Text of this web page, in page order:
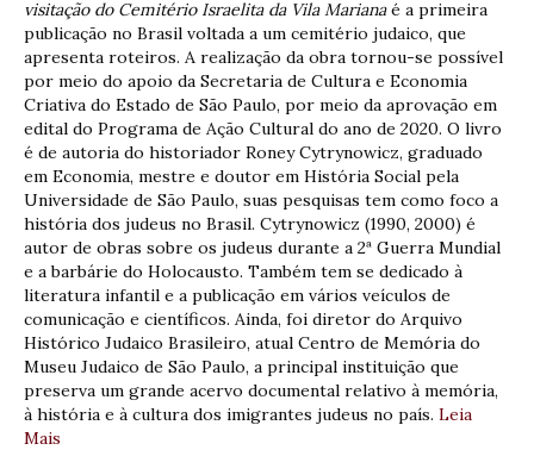
visitação do Cemitério Israelita da Vila Marianaé a primeira
publicação no Brasil voltada a um cemitério judaico, que
apresenta roteiros. A realização da obra tornou-se possível
por meio do apoio da Secretaria de Cultura e Economia
Criativa do Estado de São Paulo, por meio da aprovação em
edital do Programa de Ação Cultural do ano de 2020. O livro
é de autoria do historiador Roney Cytrynowicz, graduado
em Economia, mestre e doutor em História Social pela
Universidade de São Paulo, suas pesquisas tem como foco a
história dos judeus no Brasil. Cytrynowicz (1990, 2000) é
autor de obras sobre os judeus durante a 2ª Guerra Mundial
e a barbárie do Holocausto. Também tem se dedicado à
literatura infantil e a publicação em vários veículos de
comunicação e científicos. Ainda, foi diretor do Arquivo
Histórico Judaico Brasileiro, atual Centro de Memória do
Museu Judaico de São Paulo, a principal instituição que
preserva um grande acervo documental relativo à memória,
à história e à cultura dos imigrantes judeus no país. Leia
Mais